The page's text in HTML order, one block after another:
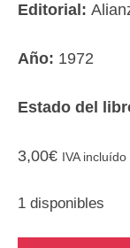
Editorial:
Año: 1972
Estado del
3,00€ IVA incluído
1 disponibles